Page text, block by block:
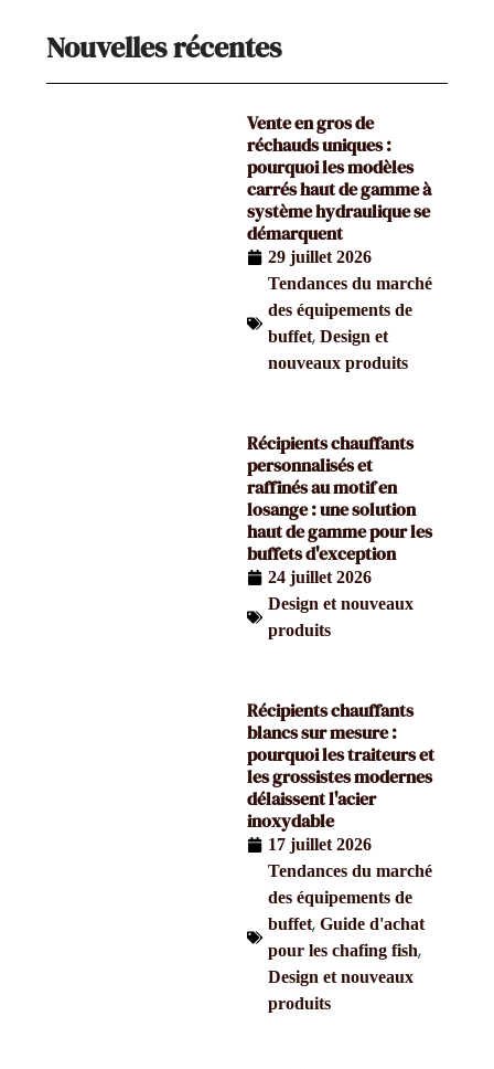
Nouvelles récentes
Vente en gros de
réchauds uniques :
pourquoi les modèles
carrés haut de gamme à
système hydraulique se
démarquent
29 juillet 2026
Tendances du marché
des équipements de
buffet, Design et
nouveaux produits
Récipients chauffants
personnalisés et
raffinés au motif en
losange : une solution
haut de gamme pour les
buffets d'exception
24 juillet 2026
Design et nouveaux
produits
Récipients chauffants
blancs sur mesure :
pourquoi les traiteurs et
les grossistes modernes
délaissent l'acier
inoxydable
17 juillet 2026
Tendances du marché
des équipements de
buffet, Guide d'achat
pour les chafing fish,
Design et nouveaux
produits